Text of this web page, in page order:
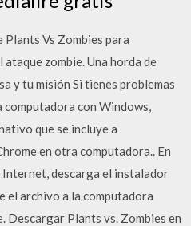
Vs Zombies para
zombie. Una horda de
y tu misión Si tienes problemas
con Windows,
que se incluye a
en otra computadora.. En
descarga el instalador
el archivo a la computadora
Descargar Plants vs. Zombies en